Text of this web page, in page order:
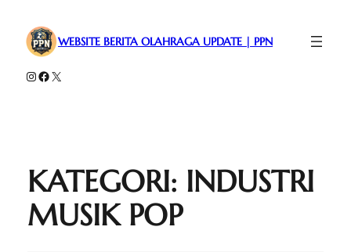
WEBSITE BERITA OLAHRAGA UPDATE | PPN
Instagram
Facebook
X
KATEGORI: INDUSTRI
MUSIK POP